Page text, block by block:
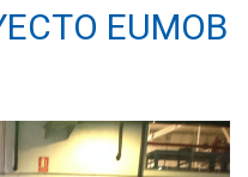
EUMOB